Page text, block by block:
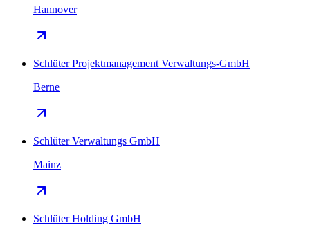
Hannover
Schlüter Projektmanagement Verwaltungs-GmbH
Berne
Schlüter Verwaltungs GmbH
Mainz
Schlüter Holding GmbH